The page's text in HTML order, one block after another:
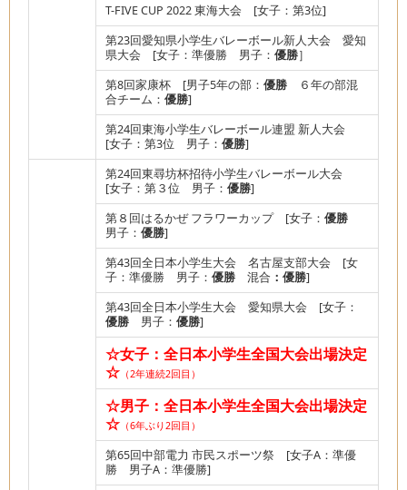
T-FIVE CUP 2022 東海大会 [女子：第3位]
第23回愛知県小学生バレーボール新人大会 愛知
県大会 [女子：準優勝 男子： 優勝］
第8回家康杯 [男子5年の部： 優勝 ６年の部混
合チーム： 優勝]
第24回東海小学生バレーボール連盟 新人大会
[女子：第3位 男子： 優勝]
第24回東尋坊杯招待小学生バレーボール大会
[女子：第３位 男子： 優勝]
第８回はるかぜ フラワーカップ [女子： 優勝
男子： 優勝]
第43回全日本小学生大会 名古屋支部大会 [女
子：準優勝 男子： 優勝 混合 ：優勝]
第43回全日本小学生大会 愛知県大会 [女子：
優勝 男子： 優勝]
☆女子：全日本小学生全国大会出場決定
☆ （2年連続2回目）
☆男子：全日本小学生全国大会出場決定
☆ （6年ぶり2回目）
第65回中部電力 市民スポーツ祭 [女子A：準優
勝 男子A：準優勝]